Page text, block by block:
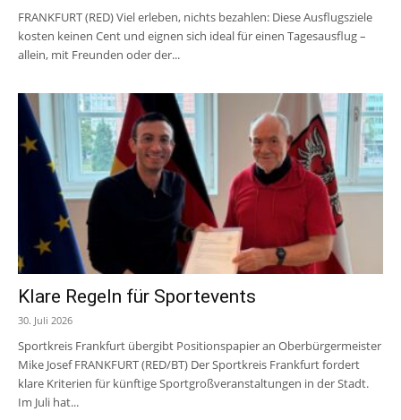
FRANKFURT (RED) Viel erleben, nichts bezahlen: Diese Ausflugsziele
kosten keinen Cent und eignen sich ideal für einen Tagesausflug –
allein, mit Freunden oder der...
Klare Regeln für Sportevents
30. Juli 2026
Sportkreis Frankfurt übergibt Positionspapier an Oberbürgermeister
Mike Josef FRANKFURT (RED/BT) Der Sportkreis Frankfurt fordert
klare Kriterien für künftige Sportgroßveranstaltungen in der Stadt.
Im Juli hat...